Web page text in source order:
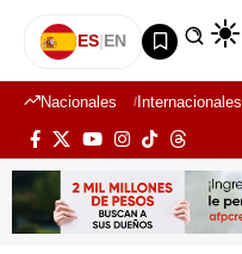
ES|EN
Nacionales Internacionales